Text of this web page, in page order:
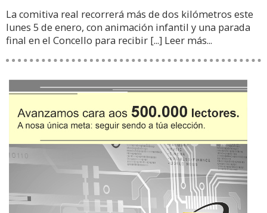
La comitiva real recorrerá más de dos kilómetros este
lunes 5 de enero, con animación infantil y una parada
final en el Concello para recibir [...] Leer más...